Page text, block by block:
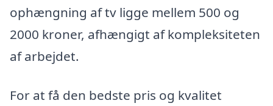
ophængning af tv ligge mellem 500 og
2000 kroner, afhængigt af kompleksiteten
af arbejdet.
For at få den bedste pris og kvalitet